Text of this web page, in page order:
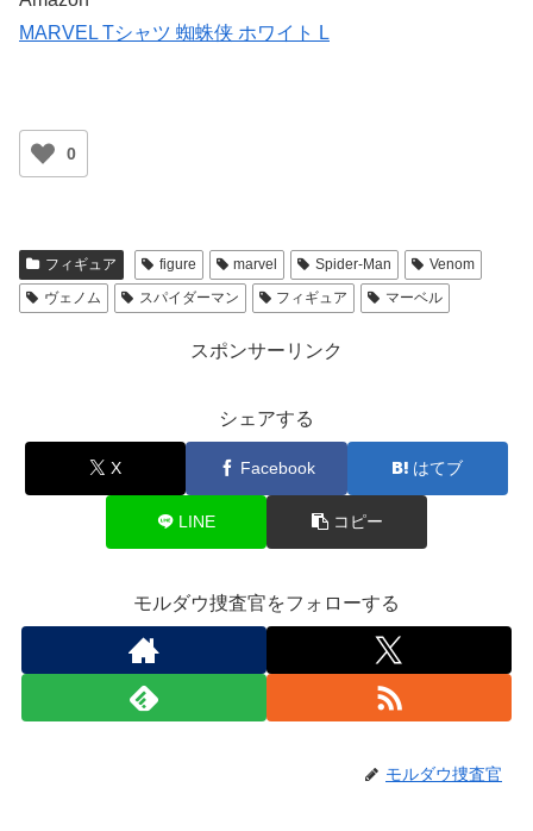
MARVEL Tシャツ 蜘蛛侠 ホワイト L
0
フィギュア figure marvel Spider-Man
Venom
ヴェノム
スパイダーマン フィギュア マーベル
スポンサーリンク
シェアする
X Facebook はてブ
LINE コピー
モルダウ捜査官をフォローする
モルダウ捜査官